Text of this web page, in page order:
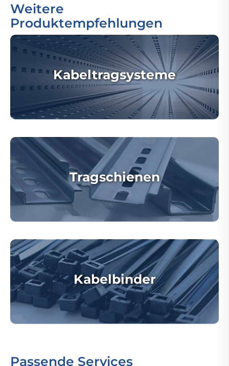
Weitere
Produktempfehlungen
Kabeltragsysteme
Tragschienen
Kabelbinder
Passende Services